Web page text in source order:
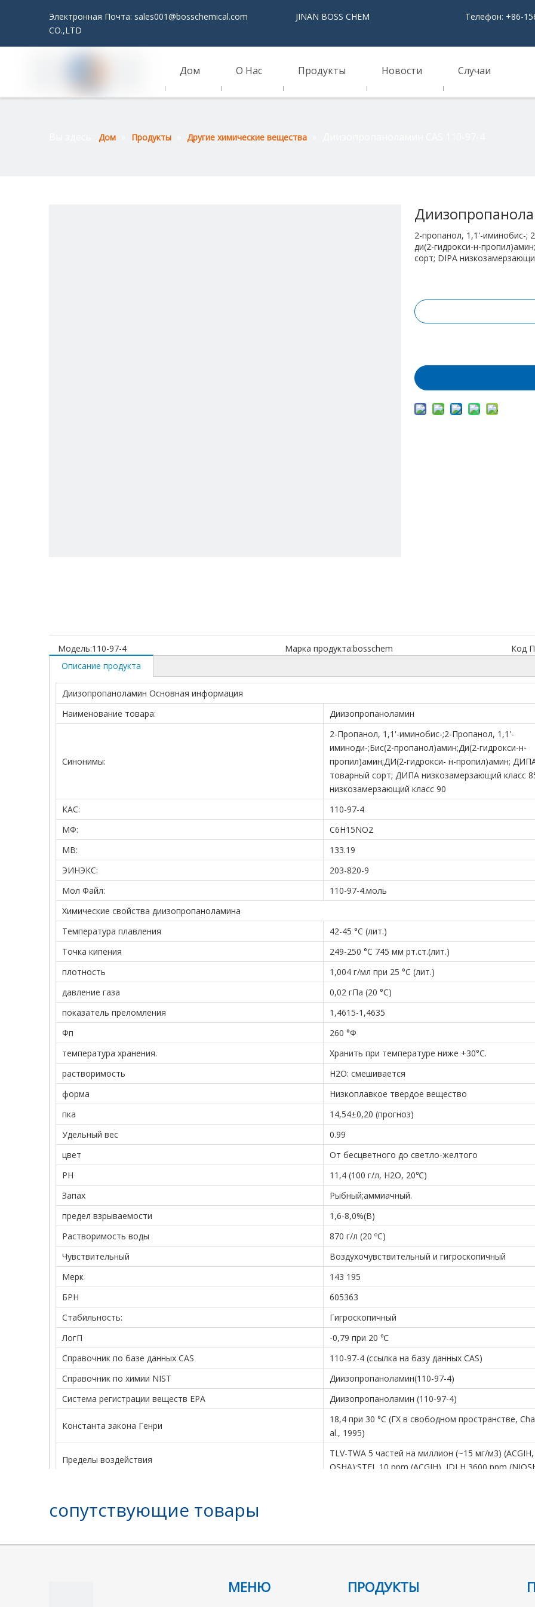
Электронная Почта: sales001@bosschemical.com JINAN BOSS CHEM
CO.,LTD
Телефон: +86-
Дом О Нас Продукты Новости Случаи
Дом Продукты Другие химические вещества
2-пропанол, 1,1'-иминобис-;
ди(2-гидрокси-н-
сорт; DIPA
Модель:110-97-4 Марка продукта:bosschem Код
Описание продукта
Диизопропаноламин Основная информация
Наименование товара:
Диизопропаноламин
Синонимы:
2-Пропанол, 1,1'-иминобис-;2-Пропанол, 1,1'-
иминоди-;Бис(2-пропанол)амин;Ди(2-гидрокси-н-
пропил)амин;ДИ(2-гидрокси- н-пропил)амин;
товарный сорт; ДИПА низкозамерзающий класс
низкозамерзающий класс 90
КАС:
110-97-4
МФ:
C6H15NO2
МВ:
133.19
ЭИНЭКС:
203-820-9
Мол Файл:
110-97-4.моль
Химические свойства диизопропаноламина
Температура плавления
42-45 °С (лит.)
Точка кипения
249-250 °С 745 мм рт.ст.(лит.)
плотность
1,004 г/мл при 25 °C (лит.)
давление газа
0,02 гПа (20 °С)
показатель преломления
1,4615-1,4635
Фп
260 °Ф
температура хранения.
Хранить при температуре ниже +30°C.
растворимость
H2O: смешивается
форма
Низкоплавкое твердое вещество
пка
14,54±0,20 (прогноз)
Удельный вес
0.99
цвет
От бесцветного до светло-желтого
PH
11,4 (100 г/л, H2O, 20℃)
Запах
Рыбный;аммиачный.
предел взрываемости
1,6-8,0%(В)
Растворимость воды
870 г/л (20 ºC)
Чувствительный
Воздухочувствительный и гигроскопичный
Мерк
143 195
БРН
605363
Стабильность:
Гигроскопичный
ЛогП
-0,79 при 20 ℃
Справочник по базе данных CAS
110-97-4 (ссылка на базу данных CAS)
Справочник по химии NIST
Диизопропаноламин(110-97-4)
Система регистрации веществ EPA
Диизопропаноламин (110-97-4)
Константа закона Генри
18,4 при 30 °C (ГХ в свободном пространстве,
al., 1995)
Пределы воздействия
TLV-TWA 5 частей на миллион (~15 мг/м3)
OSHA);STEL 10 ppm (ACGIH), IDLH 3600 ppm
ИнЧИКей
ЛогП
0,64 при 20 ℃
Пиридин(110-86-1)
сопутствующие товары
МЕНЮ ПРОДУКТЫ